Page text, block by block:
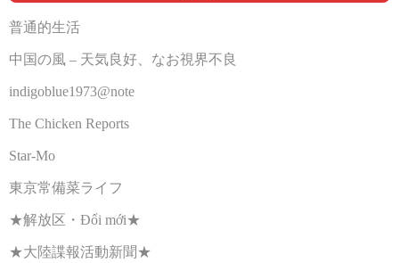
普通的生活
中国の風 – 天気良好、なお視界不良
indigoblue1973@note
The Chicken Reports
Star-Mo
東京常備菜ライフ
★解放区・Đổi mới★
★大陸諜報活動新聞★